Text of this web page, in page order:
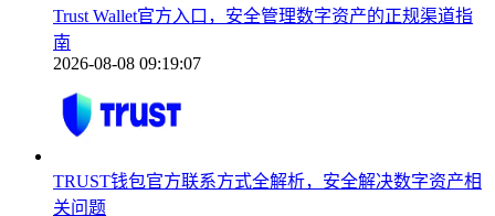
Trust Wallet官方入口，安全管理数字资产的正规渠道指
南
2026-08-08 09:19:07
TRUST钱包官方联系方式全解析，安全解决数字资产相
关问题